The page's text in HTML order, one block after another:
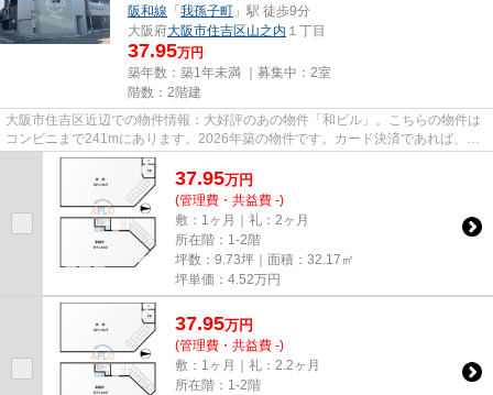
阪和線 「我孫子町 」駅 徒歩9分
大阪府大阪市住吉区山之内 １丁目
37.95万円
築年数：築1年未満 ｜募集中： 2室
階数：2階建
大阪市住吉区近辺での物件情報：大好評のあの物件「和ビル」。こちらの物件は
コンビニまで241mにあります。2026年築の物件です。カード決済であれば、現
金が手元になくてもお支払いで...
37.95万円
(管理費・共益費 -)
敷：1ヶ月｜礼：2ヶ月
所在階：1-2階
坪数：9.73坪｜面積：32.17㎡
坪単価： 4.52万円
37.95万円
(管理費・共益費 -)
敷：1ヶ月｜礼：2.2ヶ月
所在階：1-2階